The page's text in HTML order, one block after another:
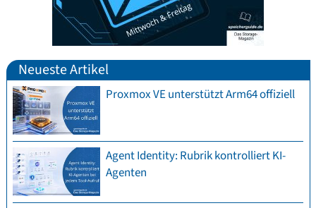
Neueste Artikel
Proxmox VE unterstützt Arm64 offiziell
Agent Identity: Rubrik kontrolliert KI-
Agenten